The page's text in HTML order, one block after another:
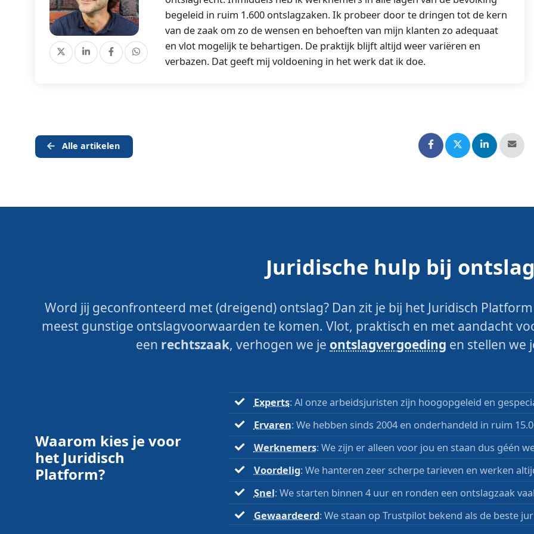
begeleid in ruim 1.600 ontslagzaken. Ik probeer door te dringen tot de kern
van de zaak om zo de wensen en behoeften van mijn klanten zo adequaat
en vlot mogelijk te behartigen. De praktijk blijft altijd weer variëren en
verbazen. Dat geeft mij voldoening in het werk dat ik doe.
Alle artikelen
Juridische hulp bij
Word jij geconfronteerd met (dreigend) ontslag? Dan zit je bij het Juridisch
meest gunstige ontslagvoorwaarden te komen. Vlot, praktisch en met aandacht
een rechtszaak, verhogen we je ontslagvergoeding en stellen we
Waarom kies je voor
het Juridisch
Platform?
Experts: Al onze arbeidsjuristen zijn hoogopgeleid en
Ervaren: We hebben sinds 2004 en onderhandeld in ruim
Werknemers: We zijn er alleen voor jou en staan dus géén
Voordelig: We hanteren zeer scherpe tarieven en werken
Snel: We starten binnen 4 uur en ronden een ontslagzaak
Gewaardeerd: We staan op Trustpilot bekend als de beste